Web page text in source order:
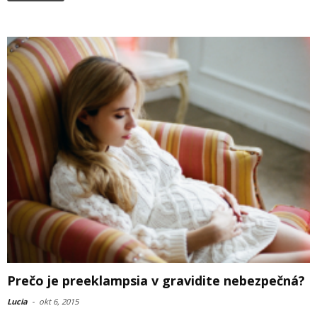
Prečo je preeklampsia v gravidite nebezpečná?
Lucia - okt 6, 2015